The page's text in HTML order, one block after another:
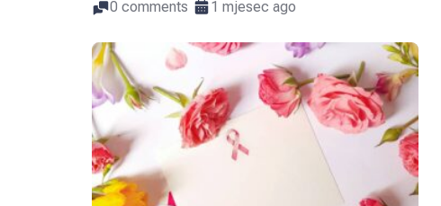
0 comments 1 mjesec ago